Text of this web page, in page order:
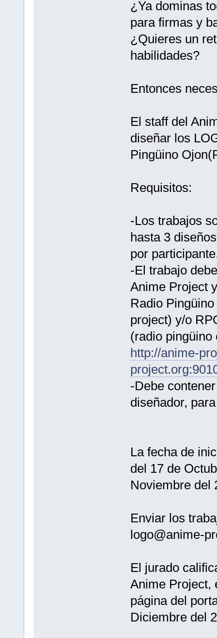
¿Ya dominas
para firmas y
¿Quieres un
habilidades?
Entonces
El staff del
diseñar los
Pingüino
Requisitos:
-Los trabajos
hasta 3 diseños
por
-El trabajo
Anime Project
Radio
project) y/o
(radio
http://anime-
-Debe
diseñador,
La fecha de
del 17 de
Noviembre del
Enviar los
logo@anime-
El jurado
Anime Project,
página del
Diciembre del